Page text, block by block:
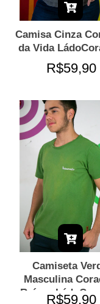
Camisa Cinza
da Vida
R$59,90
Camiseta
Masculina
RaízesR$59,90